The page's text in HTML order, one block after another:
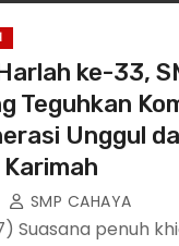
ke-33,
Teguhkan
Unggul
SMP CAHAYA
Suasana penuh